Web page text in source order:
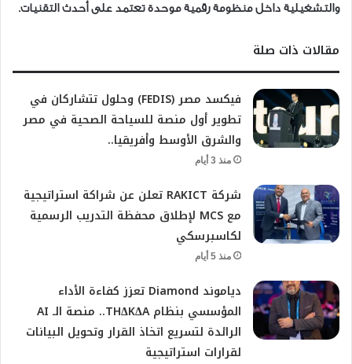
والتشغيلية داخل منظومة رقمية موحدة تعتمد على أحدث التقنيات.
مقالات ذات صلة
فيكسد مصر (FEDIS) وحلول تتشاركان في
تطوير أول منصة للسياحة الصحية في مصر
والشرق الأوسط وأفريقيا..
منذ 3 أيام
شركة RAKICT تعلن عن شراكة استراتيجية
مع MCS لإطلاق محفظة التدريب الرسمية
لكاسبرسكي
منذ 5 أيام
دياموند Diamond تعزز كفاءة الأداء
المؤسسي بنظام THΔKΔA.. منصة الـ AI
الرائدة لتسريع اتخاذ القرار وتحويل البيانات
لقرارات استراتيجية